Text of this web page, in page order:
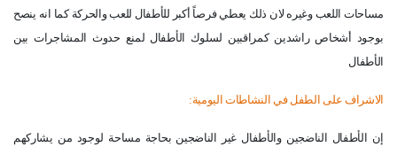
مساحات اللعب وغيره لان ذلك يعطي فرصاً أكبر للأطفال للعب والحركة كما انه ينصح
بوجود أشخاص راشدين كمراقبين لسلوك الأطفال لمنع حدوث المشاجرات بين
الأطفال
الاشراف على الطفل في النشاطات اليومية:
إن الأطفال الناضجين والأطفال غير الناضجين بحاجة مساحة لوجود من يشاركهم